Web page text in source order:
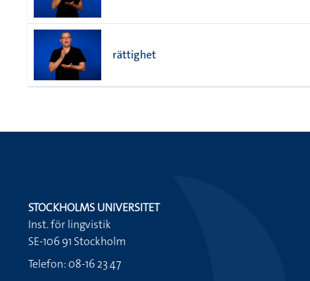
rättighet
STOCKHOLMS UNIVERSITET
Inst. för lingvistik
SE-106 91 Stockholm
Telefon: 08-16 23 47